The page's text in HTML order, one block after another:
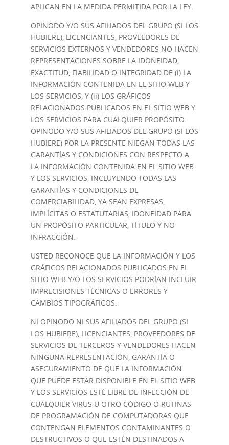
APLICAN EN LA MEDIDA PERMITIDA POR LA LEY.
OPINODO Y/O SUS AFILIADOS DEL GRUPO (SI LOS
HUBIERE), LICENCIANTES, PROVEEDORES DE
SERVICIOS EXTERNOS Y VENDEDORES NO HACEN
REPRESENTACIONES SOBRE LA IDONEIDAD,
EXACTITUD, FIABILIDAD O INTEGRIDAD DE (i) LA
INFORMACIÓN CONTENIDA EN EL SITIO WEB Y
LOS SERVICIOS, Y (ii) LOS GRÁFICOS
RELACIONADOS PUBLICADOS EN EL SITIO WEB Y
LOS SERVICIOS PARA CUALQUIER PROPÓSITO.
OPINODO Y/O SUS AFILIADOS DEL GRUPO (SI LOS
HUBIERE) POR LA PRESENTE NIEGAN TODAS LAS
GARANTÍAS Y CONDICIONES CON RESPECTO A
LA INFORMACIÓN CONTENIDA EN EL SITIO WEB
Y LOS SERVICIOS, INCLUYENDO TODAS LAS
GARANTÍAS Y CONDICIONES DE
COMERCIABILIDAD, YA SEAN EXPRESAS,
IMPLÍCITAS O ESTATUTARIAS, IDONEIDAD PARA
UN PROPÓSITO PARTICULAR, TÍTULO Y NO
INFRACCIÓN.
USTED RECONOCE QUE LA INFORMACIÓN Y LOS
GRÁFICOS RELACIONADOS PUBLICADOS EN EL
SITIO WEB Y/O LOS SERVICIOS PODRÍAN INCLUIR
IMPRECISIONES TÉCNICAS O ERRORES Y
CAMBIOS TIPOGRÁFICOS.
NI OPINODO NI SUS AFILIADOS DEL GRUPO (SI
LOS HUBIERE), LICENCIANTES, PROVEEDORES DE
SERVICIOS DE TERCEROS Y VENDEDORES HACEN
NINGUNA REPRESENTACIÓN, GARANTÍA O
ASEGURAMIENTO DE QUE LA INFORMACIÓN
QUE PUEDE ESTAR DISPONIBLE EN EL SITIO WEB
Y LOS SERVICIOS ESTÉ LIBRE DE INFECCIÓN DE
CUALQUIER VIRUS U OTRO CÓDIGO O RUTINAS
DE PROGRAMACIÓN DE COMPUTADORAS QUE
CONTENGAN ELEMENTOS CONTAMINANTES O
DESTRUCTIVOS O QUE ESTÉN DESTINADOS A